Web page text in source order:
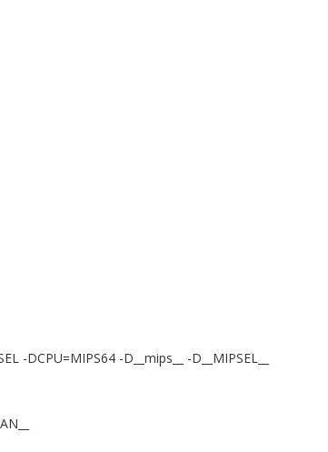
-DCPU=MIPS64 -D__mips__ -D__MIPSEL__